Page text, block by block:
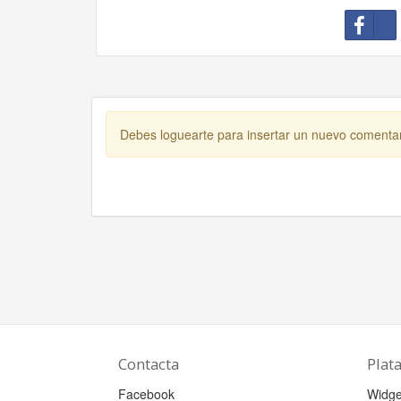
Debes loguearte para insertar un nuevo
Contacta
Facebook